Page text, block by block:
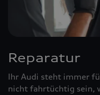
Reparatur
Ihr Audi steht immer
nicht fahrtüchtig sein,